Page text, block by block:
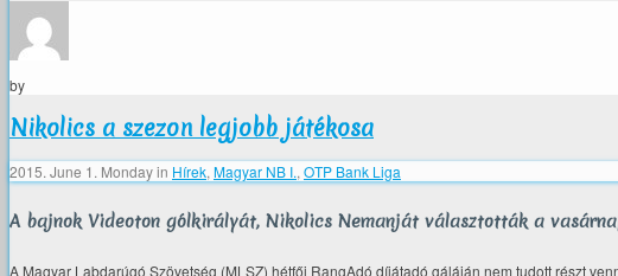
by
Nikolics a szezon legjobb játékosa
2015. June 1. Mondayin Hírek, Magyar NB I., OTP Bank Liga
A bajnok Videoton gólkirályát, Nikolics Nemanját választották a
A Magyar Labdarúgó Szövetség (MLSZ) hétfői RangAdó díjátadó gáláján nem tudott részt